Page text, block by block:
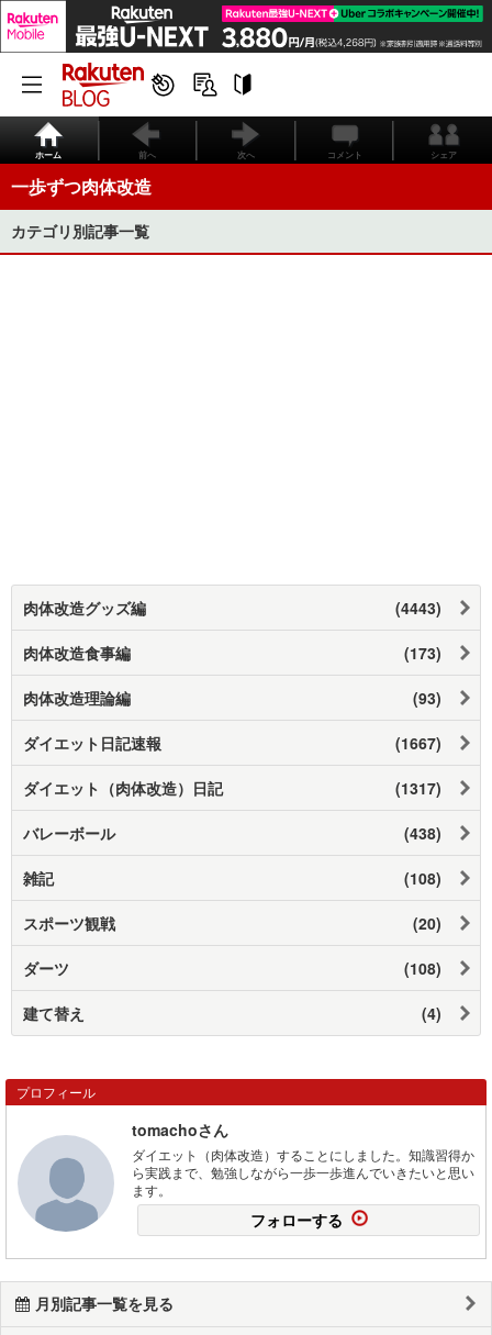
ホーム 前へ 次へ コメント シェア
一歩ずつ肉体改造
カテゴリ別記事一覧
肉体改造グッズ編 (4443)
肉体改造食事編 (173)
肉体改造理論編 (93)
ダイエット日記速報 (1667)
ダイエット（肉体改造）日記 (1317)
バレーボール (438)
雑記 (108)
スポーツ観戦 (20)
ダーツ (108)
建て替え (4)
プロフィール
tomachoさん
ダイエット（肉体改造）することにしました。知識習得か
ら実践まで、勉強しながら一歩一歩進んでいきたいと思い
ます。
フォローする
月別記事一覧を見る